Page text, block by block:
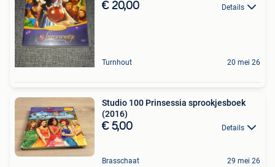
€ 20,00 Details
Turnhout 20 mei 26
Studio 100 Prinsessia sprookjesboek
(2016)
€ 5,00 Details
Brasschaat 29 mei 26